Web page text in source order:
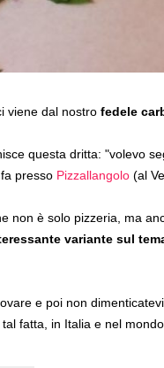
viene dal nostro fedele
questa dritta: "volevo
presso Pizzallangolo (al
non è solo pizzeria, ma
variante sul
e poi non
fatta, in Italia e nel